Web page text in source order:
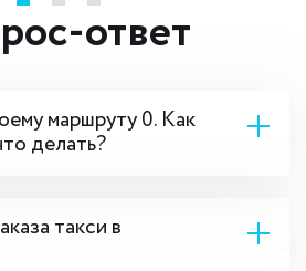
ответ
маршруту 0. Как
делать?
такси в